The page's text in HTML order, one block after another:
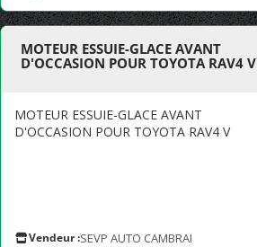
MOTEUR ESSUIE-GLACE AVANT
D'OCCASION POUR TOYOTA RAV4 V
MOTEUR ESSUIE-GLACE AVANT
D'OCCASION POUR TOYOTA RAV4 V
Vendeur :SEVP AUTO CAMBRAI